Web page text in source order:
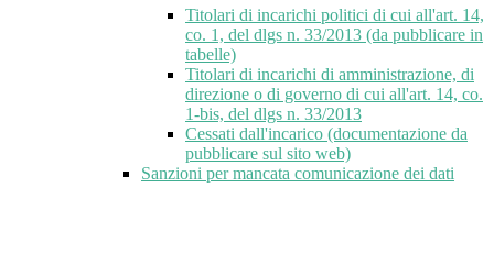
Titolari di incarichi politici di cui all'art. 14,
co. 1, del dlgs n. 33/2013 (da pubblicare in
tabelle)
Titolari di incarichi di amministrazione, di
direzione o di governo di cui all'art. 14, co.
1-bis, del dlgs n. 33/2013
Cessati dall'incarico (documentazione da
pubblicare sul sito web)
Sanzioni per mancata comunicazione dei dati